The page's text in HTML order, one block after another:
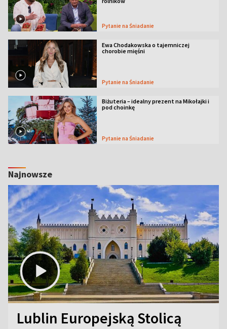
Pytanie na Śniadanie
Ewa Chodakowska o tajemniczej
chorobie mięśni
Pytanie na Śniadanie
Biżuteria – idealny prezent na Mikołajki i
pod choinkę
Pytanie na Śniadanie
Najnowsze
Lublin Europejską Stolicą